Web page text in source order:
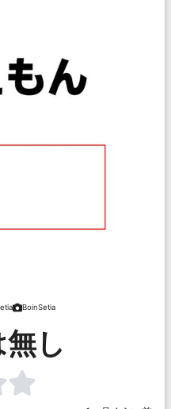
BoinSetia
し